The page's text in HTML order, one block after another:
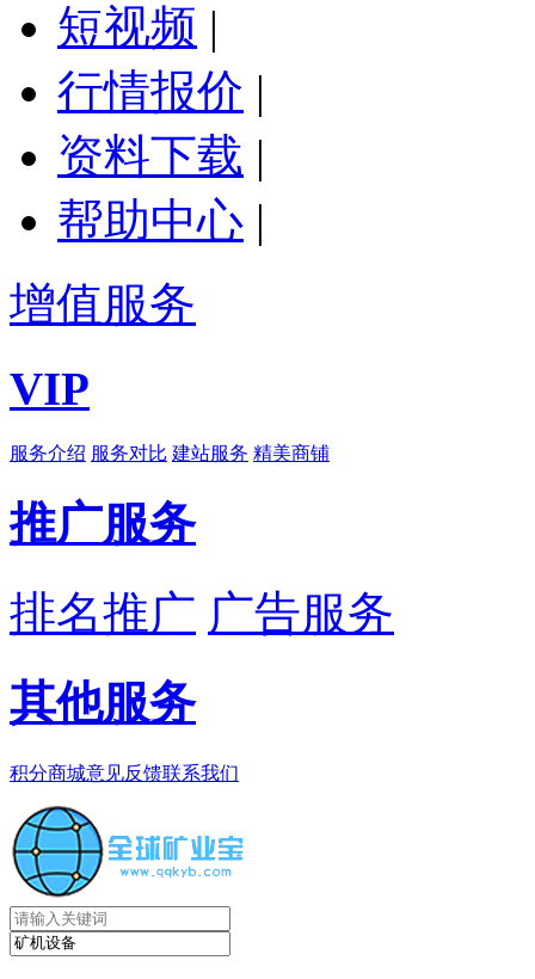
短视频 |
行情报价 |
资料下载 |
帮助中心 |
增值服务
VIP
服务介绍 服务对比 建站服务 精美商铺
推广服务
排名推广 广告服务
其他服务
积分商城意见反馈联系我们